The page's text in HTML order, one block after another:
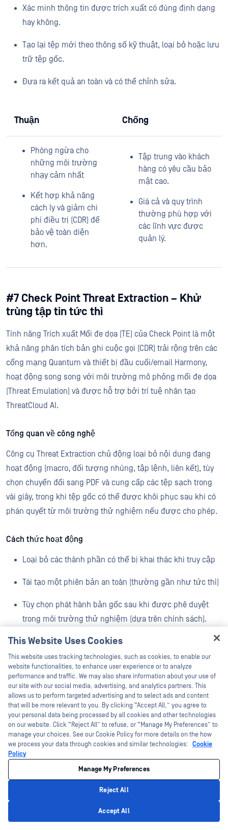
Xác minh thông tin được trích xuất có đúng định dạng
hay không.
Tạo lại tệp mới theo thông số kỹ thuật, loại bỏ hoặc lưu
trữ tệp gốc.
Đưa ra kết quả an toàn và có thể chỉnh sửa.
Thuận Chống
Phòng ngừa cho
những môi trường
nhạy cảm nhất
Kết hợp khả năng
cách ly và giảm chi
phí điều trị (CDR) để
bảo vệ toàn diện
hơn.
Tập trung vào khách
hàng có yêu cầu bảo
mật cao.
Giá cả và quy trình
thường phù hợp với
các lĩnh vực được
quản lý.
#7 Check Point Threat Extraction – Khử
trùng tập tin tức thì
Tính năng Trích xuất Mối đe dọa (TE) của Check Point là một
khả năng phân tích bản ghi cuộc gọi (CDR) trải rộng trên các
cổng mạng Quantum và thiết bị đầu cuối/email Harmony,
hoạt động song song với môi trường mô phỏng mối đe dọa
(Threat Emulation) và được hỗ trợ bởi trí tuệ nhân tạo
ThreatCloud AI.
Tổng quan về công nghệ
Công cụ Threat Extraction chủ động loại bỏ nội dung đang
hoạt động (macro, đối tượng nhúng, tập lệnh, liên kết), tùy
chọn chuyển đổi sang PDF và cung cấp các tệp sạch trong
vài giây, trong khi tệp gốc có thể được khôi phục sau khi có
phán quyết từ môi trường thử nghiệm nếu được cho phép.
Cách thức hoạt động
Loại bỏ các thành phần có thể bị khai thác khi truy cập
Tái tạo một phiên bản an toàn (thường gần như tức thì)
Tùy chọn phát hành bản gốc sau khi được phê duyệt
trong môi trường thử nghiệm (dựa trên chính sách).
Cách thức hoạt động
Loại bỏ các thành phần có thể bị khai thác khi truy cập
Tái tạo một phiên bản an toàn (thường gần như tức thì)
Tùy chọn phát hành bản gốc sau khi được phê duyệt
trong môi trường thử nghiệm (dựa trên chính sách).
Chống
Tốc độ và sự tiện lợi
trong hệ thống
cơ sở hạ tầng Check
This Website Uses Cookies
This website uses tracking technologies, such as cookies, to enable our
website functionalities, to enhance user experience or to analyze
performance and traffic. We may also share information about your use of
our site with our social media, advertising, and analytics partners. This
allows us to perform targeted advertising and to select ads and content
that will be more relevant to you. By clicking “Accept All,” you agree to
your personal data being processed by all cookies and other technologies
on our website. Click “Reject All” to refuse, or “Manage My Preferences” to
manage your choices. See our Cookie Policy for more details on the how
we process your data through cookies and similar technologies: Cookie
Policy
Manage My Preferences
Reject All
Accept All
Hey there!
I'm Ozzy, your OPSWAT virtual assistant.
How can I help you secure what's critical
today?